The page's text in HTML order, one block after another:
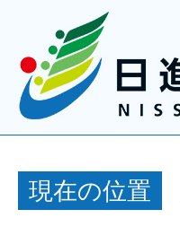
現在の位置